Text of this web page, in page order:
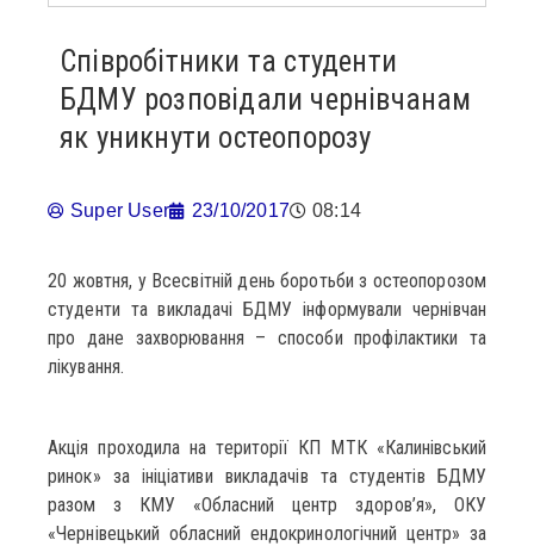
Співробітники та студенти
БДМУ розповідали чернівчанам
як уникнути остеопорозу
Super User 23/10/2017 08:14
20 жовтня, у Всесвітній день боротьби з остеопорозом
студенти та викладачі БДМУ інформували чернівчан
про дане захворювання – способи профілактики та
лікування.
Акція проходила на території КП МТК «Калинівський
ринок» за ініціативи викладачів та студентів БДМУ
разом з КМУ «Обласний центр здоров’я», ОКУ
«Чернівецький обласний ендокринологічний центр» за